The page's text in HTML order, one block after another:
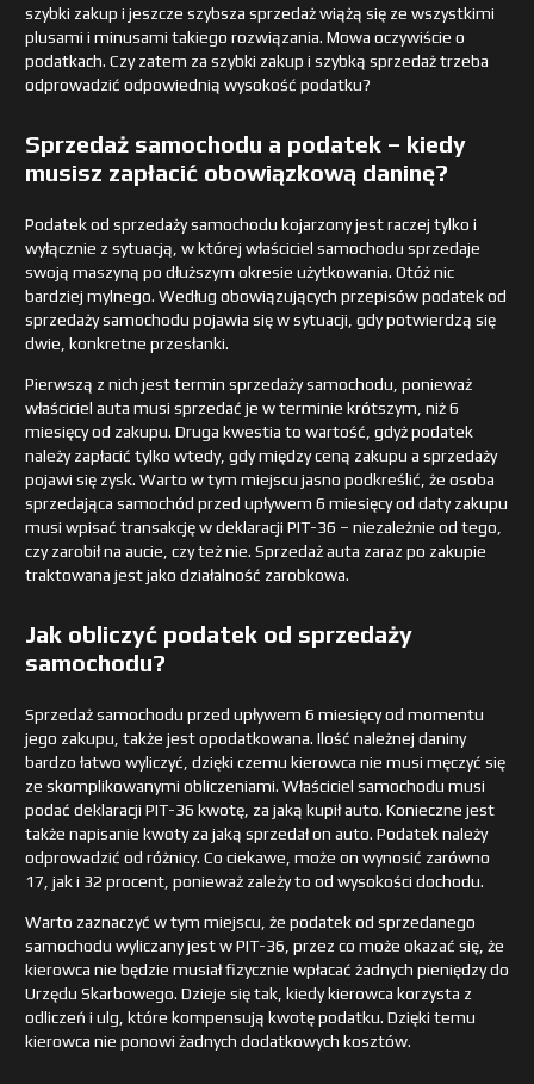
szybki zakup i jeszcze szybsza sprzedaż wiążą się ze wszystkimi
plusami i minusami takiego rozwiązania. Mowa oczywiście o
podatkach. Czy zatem za szybki zakup i szybką sprzedaż trzeba
odprowadzić odpowiednią wysokość podatku?
Sprzedaż samochodu a podatek – kiedy
musisz zapłacić obowiązkową daninę?
Podatek od sprzedaży samochodu kojarzony jest raczej tylko i
wyłącznie z sytuacją, w której właściciel samochodu sprzedaje
swoją maszyną po dłuższym okresie użytkowania. Otóż nic
bardziej mylnego. Według obowiązujących przepisów podatek od
sprzedaży samochodu pojawia się w sytuacji, gdy potwierdzą się
dwie, konkretne przesłanki.
Pierwszą z nich jest termin sprzedaży samochodu, ponieważ
właściciel auta musi sprzedać je w terminie krótszym, niż 6
miesięcy od zakupu. Druga kwestia to wartość, gdyż podatek
należy zapłacić tylko wtedy, gdy między ceną zakupu a sprzedaży
pojawi się zysk. Warto w tym miejscu jasno podkreślić, że osoba
sprzedająca samochód przed upływem 6 miesięcy od daty zakupu
musi wpisać transakcję w deklaracji PIT-36 – niezależnie od tego,
czy zarobił na aucie, czy też nie. Sprzedaż auta zaraz po zakupie
traktowana jest jako działalność zarobkowa.
Jak obliczyć podatek od sprzedaży
samochodu?
Sprzedaż samochodu przed upływem 6 miesięcy od momentu
jego zakupu, także jest opodatkowana. Ilość należnej daniny
bardzo łatwo wyliczyć, dzięki czemu kierowca nie musi męczyć się
ze skomplikowanymi obliczeniami. Właściciel samochodu musi
podać deklaracji PIT-36 kwotę, za jaką kupił auto. Konieczne jest
także napisanie kwoty za jaką sprzedał on auto. Podatek należy
odprowadzić od różnicy. Co ciekawe, może on wynosić zarówno
17, jak i 32 procent, ponieważ zależy to od wysokości dochodu.
Warto zaznaczyć w tym miejscu, że podatek od sprzedanego
samochodu wyliczany jest w PIT-36, przez co może okazać się, że
kierowca nie będzie musiał fizycznie wpłacać żadnych pieniędzy do
Urzędu Skarbowego. Dzieje się tak, kiedy kierowca korzysta z
odliczeń i ulg, które kompensują kwotę podatku. Dzięki temu
kierowca nie ponowi żadnych dodatkowych kosztów.